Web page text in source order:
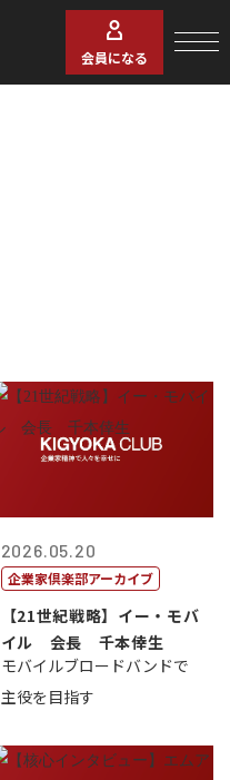
会員になる
2026.05.20
企業家倶楽部アーカイブ
【21世紀戦略】イー・モバ
イル 会長 千本倖生
モバイルブロードバンドで
主役を目指す